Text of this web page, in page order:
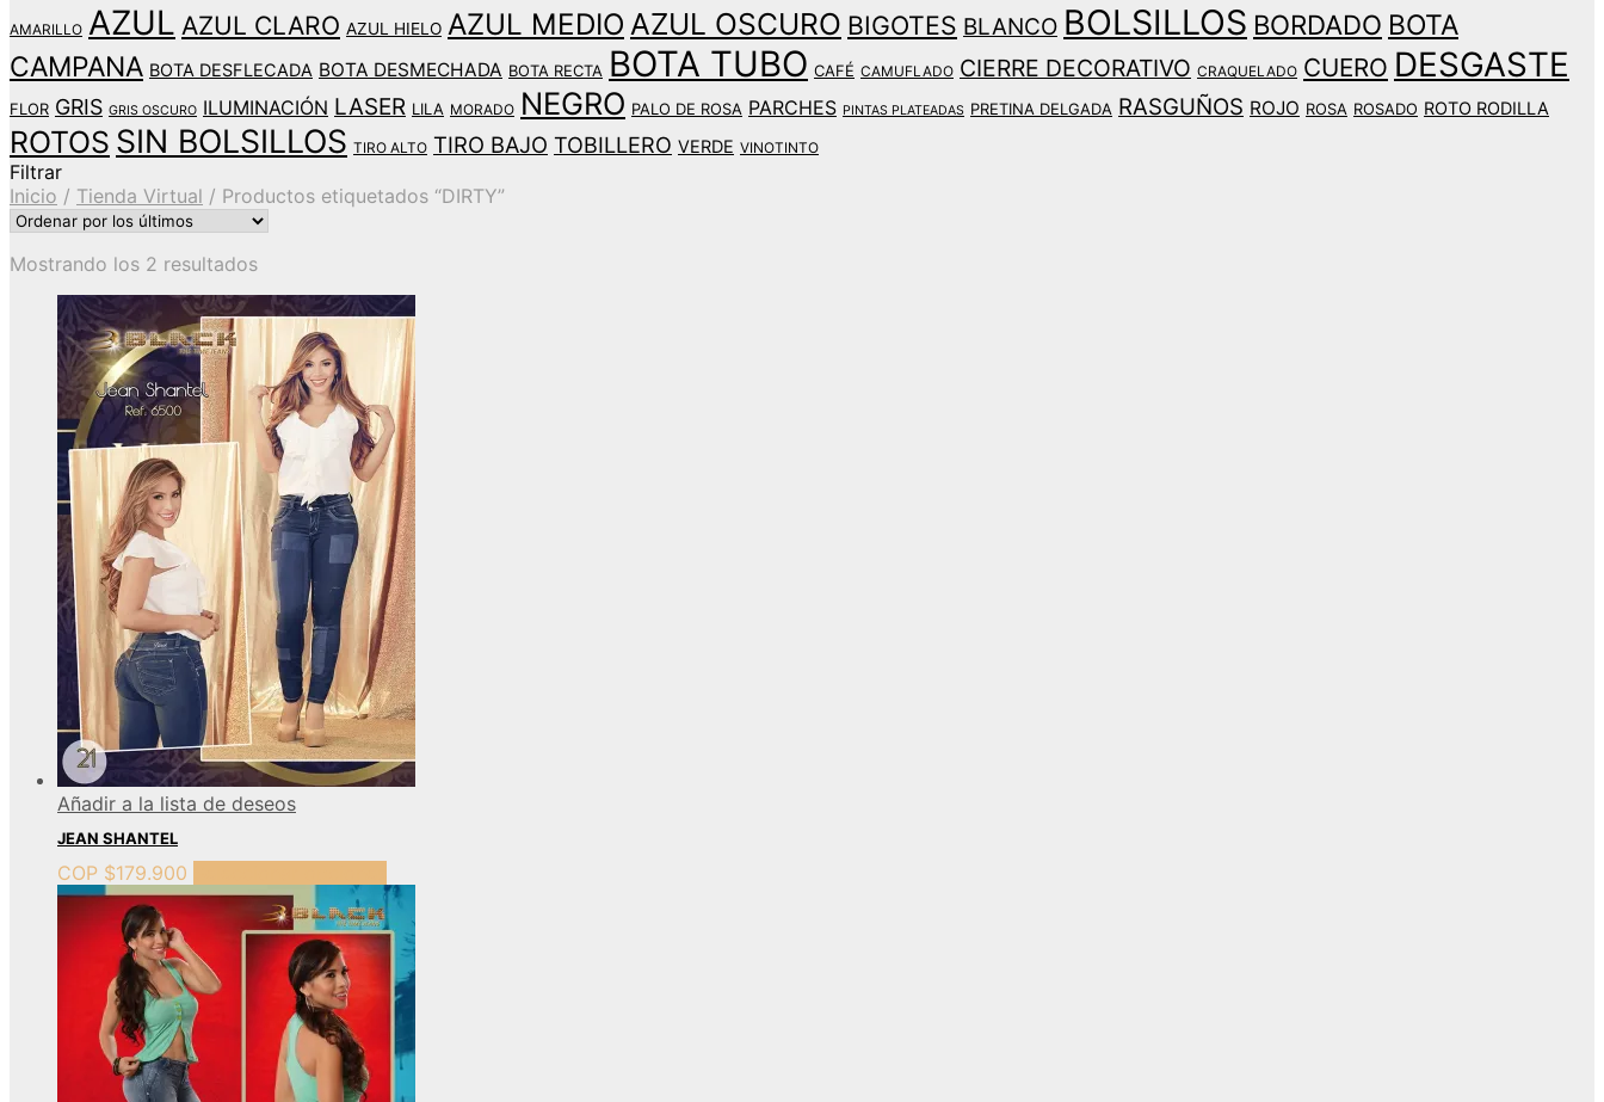
AMARILLO AZUL AZUL CLARO AZUL HIELO AZUL MEDIO AZUL OSCURO BIGOTES BLANCO BOLSILLOS BORDADO BOTA
CAMPANA BOTA DESFLECADA BOTA DESMECHADA BOTA RECTA BOTA TUBO CAFÉ CAMUFLADO CIERRE DECORATIVO CRAQUELADO CUERO DESGASTE
FLOR GRIS GRIS OSCURO ILUMINACIÓN LASER LILA MORADO NEGRO PALO DE ROSA PARCHES PINTAS PLATEADAS PRETINA DELGADA RASGUÑOS ROJO ROSA ROSADO ROTO RODILLA
ROTOS SIN BOLSILLOS TIRO ALTO TIRO BAJO TOBILLERO VERDE VINOTINTO
Filtrar
Inicio / Tienda Virtual / Productos etiquetados “DIRTY”
Mostrando los 2 resultados
Añadir a la lista de deseos
JEAN SHANTEL
COP $179.900